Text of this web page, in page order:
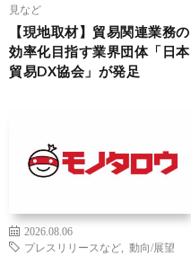
見など
【現地取材】貿易関連業務の
効率化目指す業界団体「日本
貿易DX協会」が発足
2026.08.06
プレスリリースなど
動向/展望